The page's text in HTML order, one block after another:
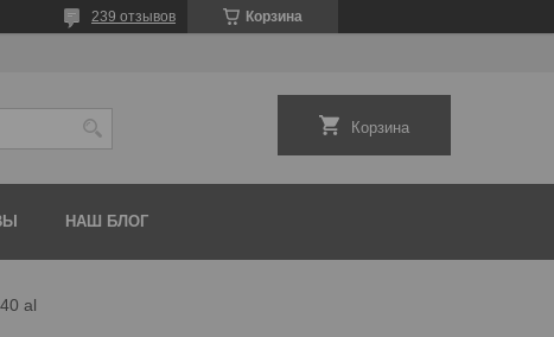
Корзина
239 отзывов
Корзина
НАШ БЛОГ
al